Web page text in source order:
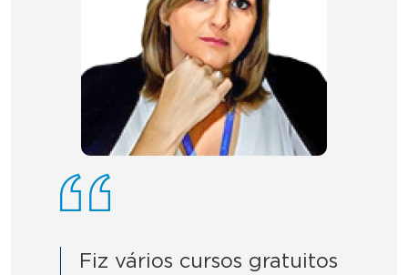
Fiz vários cursos gratuitos